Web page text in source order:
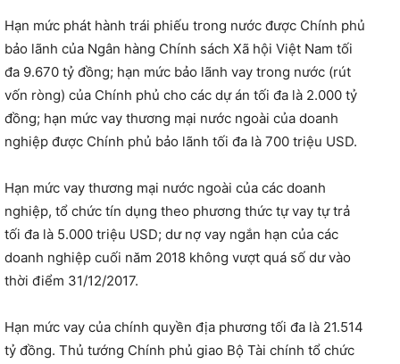
Hạn mức phát hành trái phiếu trong nước được Chính phủ
bảo lãnh của Ngân hàng Chính sách Xã hội Việt Nam tối
đa 9.670 tỷ đồng; hạn mức bảo lãnh vay trong nước (rút
vốn ròng) của Chính phủ cho các dự án tối đa là 2.000 tỷ
đồng; hạn mức vay thương mại nước ngoài của doanh
nghiệp được Chính phủ bảo lãnh tối đa là 700 triệu USD.
Hạn mức vay thương mại nước ngoài của các doanh
nghiệp, tổ chức tín dụng theo phương thức tự vay tự trả
tối đa là 5.000 triệu USD; dư nợ vay ngắn hạn của các
doanh nghiệp cuối năm 2018 không vượt quá số dư vào
thời điểm 31/12/2017.
Hạn mức vay của chính quyền địa phương tối đa là 21.514
tỷ đồng. Thủ tướng Chính phủ giao Bộ Tài chính tổ chức